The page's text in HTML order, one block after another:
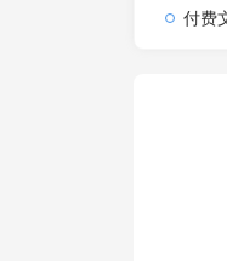
付费文